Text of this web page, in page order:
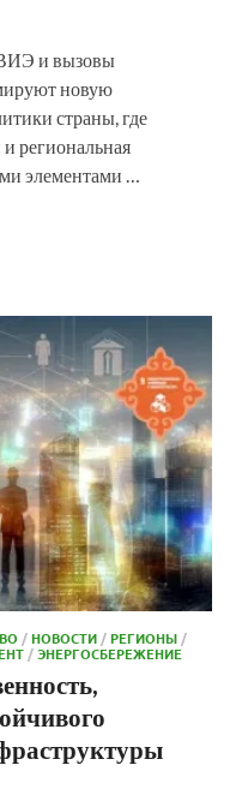
ВИЭ и вызовы
новую
страны, где
региональная
элементами …
/НОВОСТИ /РЕГИОНЫ /
/ЭНЕРГОСБЕРЕЖЕНИЕ